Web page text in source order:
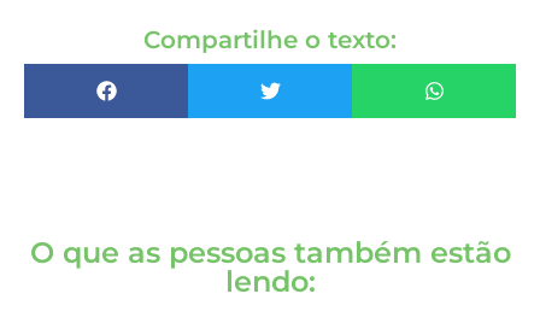
Compartilhe o texto:
O que as pessoas também estão
lendo: